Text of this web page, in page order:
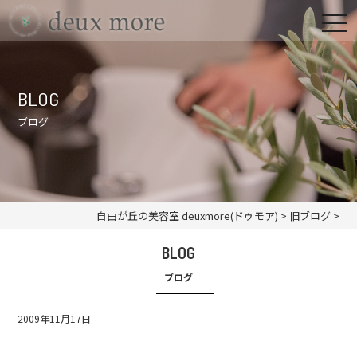
BLOG
ブログ
自由が丘の美容室 deuxmore(ドゥモア) > 旧ブログ>
BLOG
ブログ
2009年11月17日